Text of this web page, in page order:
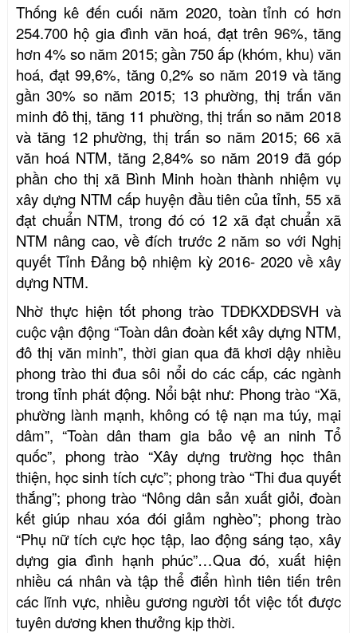
Thống kê đến cuối năm 2020, toàn tỉnh có hơn
254.700 hộ gia đình văn hoá, đạt trên 96%, tăng
hơn 4% so năm 2015; gần 750 ấp (khóm, khu) văn
hoá, đạt99,6%, tăng 0,2% so năm 2019 và tăng
gần 30% so năm 2015; 13 phường,thị trấn văn
minh đô thị,tăng 11 phường, thị trấn so năm 2018
và tăng 12 phường, thị trấn so năm 2015; 66 xã
văn hoá NTM, tăng 2,84% so năm 2019 đã góp
phần cho thị xã Bình Minh hoàn thành nhiệm vụ
xây dựng NTM cấp huyện đầu tiên của tỉnh, 55 xã
đạt chuẩn NTM, trong đó có 12 xã đạt chuẩn xã
NTM nâng cao, về đích trước 2 năm so với Nghị
quyết Tỉnh Đảng bộ nhiệm kỳ 2016- 2020 về xây
dựng NTM.
Nhờ thực hiện tốt phong trào TDĐKXDĐSVH và
cuộc vận động “Toàn dân đoàn kết xây dựng NTM,
đô thị văn minh”, thời gian qua đã khơi dậy nhiều
phong trào thi đua sôi nổi do các cấp, các ngành
trong tỉnh phát động. Nổi bật như: Phong trào “Xã,
phường lành mạnh, không có tệ nạn ma túy, mại
dâm”, “Toàn dân tham gia bảo vệ an ninh Tổ
quốc”, phong trào “Xây dựng trường học thân
thiện, học sinh tích cực”; phong trào “Thi đua quyết
thắng”; phong trào “Nông dân sản xuất giỏi, đoàn
kết giúp nhau xóa đói giảm nghèo”; phong trào
“Phụ nữ tích cực học tập, lao động sáng tạo, xây
dựng gia đình hạnh phúc”…Quađó,xuất hiện
nhiều cá nhân và tập thể điển hình tiên tiến trên
các lĩnh vực, nhiều gương người tốt việc tốt được
tuyên dương khen thưởng kịp thời.